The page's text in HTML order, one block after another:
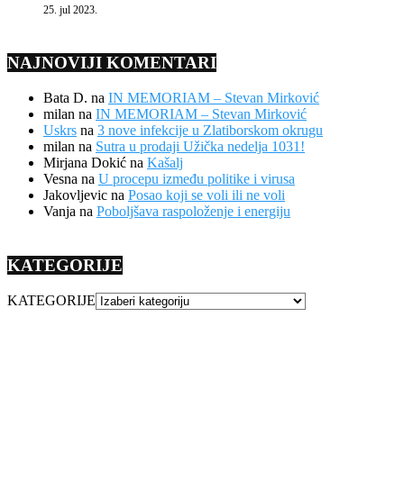
25. jul 2023.
NAJNOVIJI KOMENTARI
Bata D. na IN MEMORIAM – Stevan Mirković
milan na IN MEMORIAM – Stevan Mirković
Uskrs na 3 nove infekcije u Zlatiborskom okrugu
milan na Sutra u prodaji Užička nedelja 1031!
Mirjana Dokić na Kašalj
Vesna na U procepu između politike i virusa
Jakovljevic na Posao koji se voli ili ne voli
Vanja na Poboljšava raspoloženje i energiju
KATEGORIJE
KATEGORIJE